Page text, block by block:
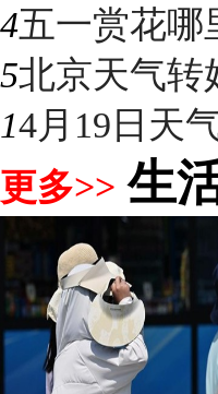
4五一赏花哪
5北京天气
14月19日天
更多>> 生